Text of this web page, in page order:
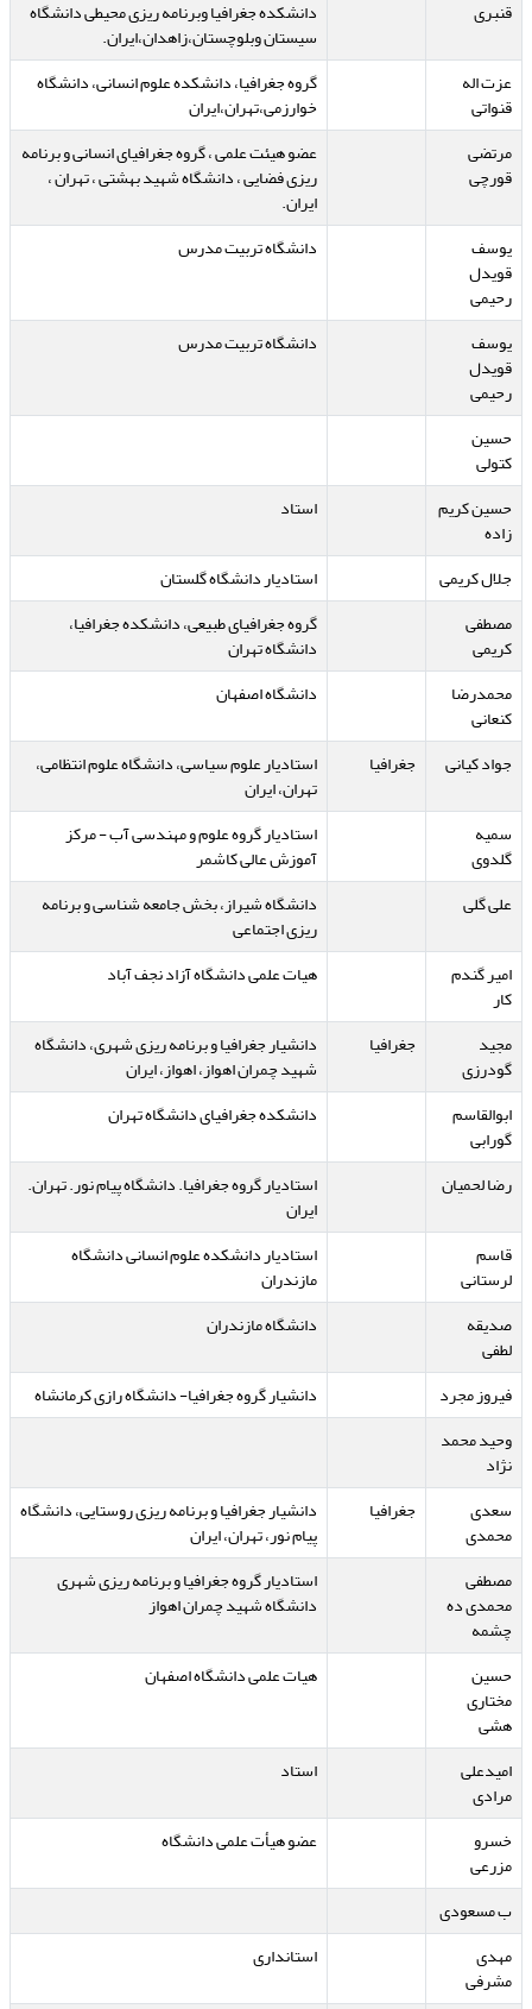
قنبری دانشکده جغرافیا وبرنامه ریزی محیطی دانشگاه
سیستان وبلوچستان،زاهدان،ایران.
عزت اله
قنواتی
گروه جغرافیا، دانشکده علوم انسانی، دانشگاه
خوارزمی،تهران،ایران
مرتضی
قورچی
عضو هیئت علمی ، گروه جغرافیای انسانی و برنامه
ریزی فضایی ، دانشگاه شهید بهشتی ، تهران ،
ایران.
یوسف
قویدل
رحیمی
دانشگاه تربیت مدرس
یوسف
قویدل
رحیمی
دانشگاه تربیت مدرس
حسین
کتولی
حسین کریم
زاده
استاد
جلال کریمی
استادیار دانشگاه گلستان
مصطفی
کریمی
گروه جغرافیای طبیعی، دانشکده جغرافیا،
دانشگاه تهران
محمدرضا
کنعانی
دانشگاه اصفهان
جواد کیانی جغرافیا استادیار علوم سیاسی، دانشگاه علوم انتظامی،
تهران، ایران
سمیه
گلدوی
استادیار گروه علوم و مهندسی آب - مرکز
آموزش عالی کاشمر
علی گلی
دانشگاه شیراز، بخش جامعه شناسی و برنامه
ریزی اجتماعی
امیر گندم
کار
هیات علمی دانشگاه آزاد نجف آباد
مجید
گودرزی
جغرافیا دانشیار جغرافیا و برنامه ریزی شهری، دانشگاه
شهید چمران اهواز، اهواز، ایران
ابوالقاسم
گورابی
دانشکده جغرافیای دانشگاه تهران
رضا لحمیان استادیار گروه جغرافیا. دانشگاه پیام نور. تهران.
ایران
قاسم
لرستانی
استادیار دانشکده علوم انسانی دانشگاه
مازندران
صدیقه
لطفی
دانشگاه مازندران
فیروز مجرد
دانشیار گروه جغرافیا- دانشگاه رازی کرمانشاه
وحید محمد
نژاد
سعدی
محمدی
جغرافیا دانشیار جغرافیا و برنامه ریزی روستایی، دانشگاه
پیام نور، تهران، ایران
مصطفی
محمدی ده
چشمه
استادیار گروه جغرافیا و برنامه ریزی شهری
دانشگاه شهید چمران اهواز
حسین
مختاری
هشی
هیات علمی دانشگاه اصفهان
امیدعلی
مرادی
استاد
خسرو
مزرعی
عضو هیأت علمی دانشگاه
ب مسعودی
مهدی
مشرفی
استانداری